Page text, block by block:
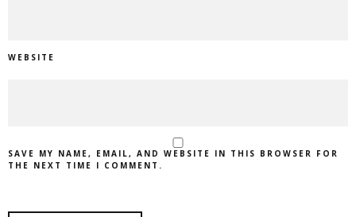
WEBSITE
SAVE MY NAME, EMAIL, AND WEBSITE IN THIS BROWSER FOR
THE NEXT TIME I COMMENT.